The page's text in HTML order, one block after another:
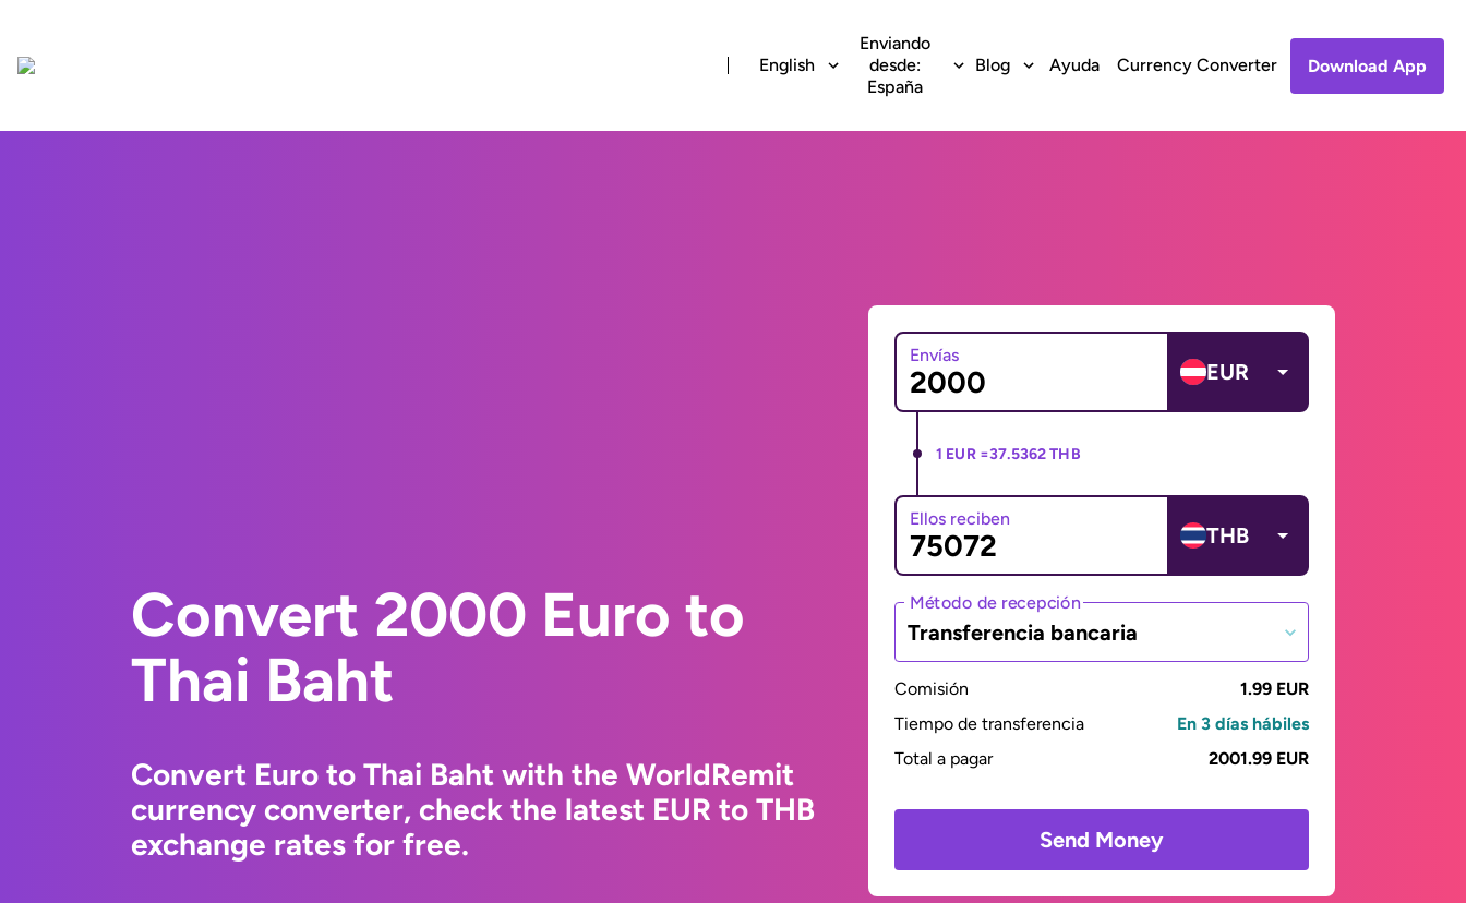
English
Enviando
desde:
España
Blog Ayuda Currency Converter Download App
Convert 2000 Euro to
Thai Baht
Convert Euro to Thai Baht with the WorldRemit
currency converter, check the latest EUR to THB
exchange rates for free.
Envías
EUR
1 EUR =37.5362 THB
Ellos reciben
THB
Método de recepción
Transferencia bancaria
Comisión
1.99 EUR
Tiempo de transferencia
En 3 días hábiles
Total a pagar
2001.99 EUR
Send Money